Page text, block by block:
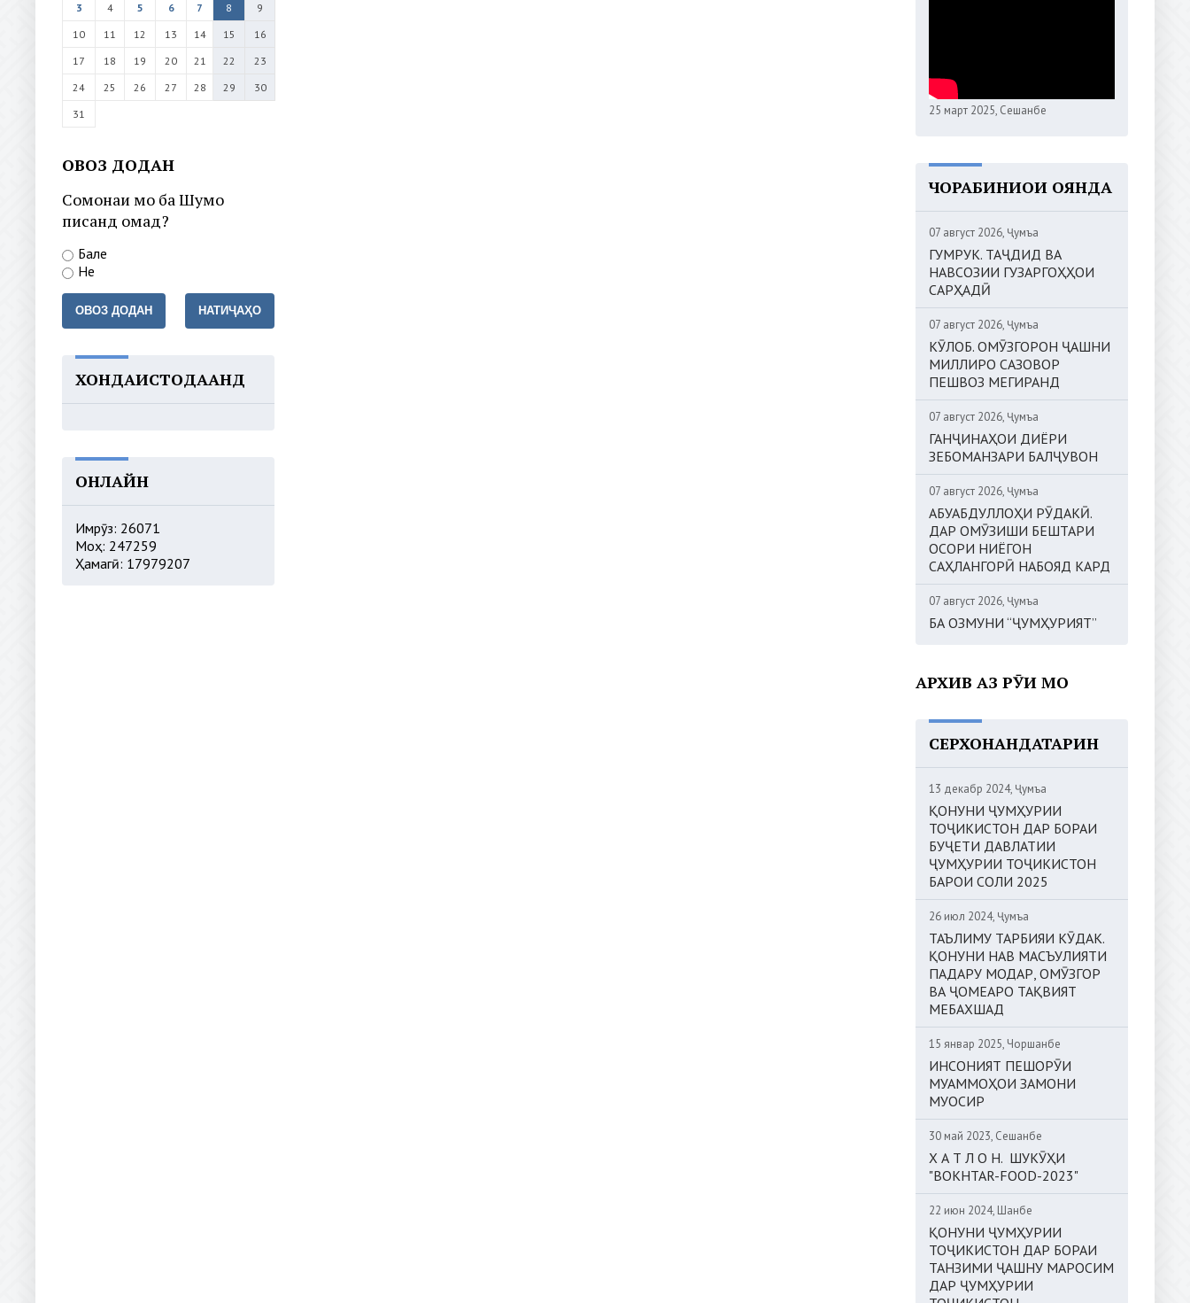
3
4 5 6 7 8
9
10
11 12 13 14 15
16
17
18 19 20 21 22
23
24
25 26 27 28 29
30
31
ОВОЗ ДОДАН
Сомонаи мо ба Шумо
писанд омад?
Бале
Не
ОВОЗ ДОДАН НАТИҶАҲО
ХОНДАИСТОДААНД
ОНЛАЙН
Имрӯз: 26071
Моҳ: 247259
Ҳамагӣ: 17979207
25 март 2025, Сешанбе
ЧОРАБИНИҲОИ ОЯНДА
07 август 2026, Ҷумъа
ГУМРУК. ТАҶДИД ВА
НАВСОЗИИ ГУЗАРГОҲҲОИ
САРҲАДӢ
07 август 2026, Ҷумъа
КӮЛОБ. ОМӮЗГОРОН ҶАШНИ
МИЛЛИРО САЗОВОР
ПЕШВОЗ МЕГИРАНД
07 август 2026, Ҷумъа
ГАНҶИНАҲОИ ДИЁРИ
ЗЕБОМАНЗАРИ БАЛҶУВОН
07 август 2026, Ҷумъа
АБУАБДУЛЛОҲИ РӮДАКӢ.
ДАР ОМӮЗИШИ БЕШТАРИ
ОСОРИ НИЁГОН
САҲЛАНГОРӢ НАБОЯД КАРД
07 август 2026, Ҷумъа
БА ОЗМУНИ “ҶУМҲУРИЯТ”
АРХИВ АЗ РӮИ МОҲ
СЕРХОНАНДАТАРИН
13 декабр 2024, Ҷумъа
ҚОНУНИ ҶУМҲУРИИ
ТОҶИКИСТОН ДАР БОРАИ
БУҶЕТИ ДАВЛАТИИ
ҶУМҲУРИИ ТОҶИКИСТОН
БАРОИ СОЛИ 2025
26 июл 2024, Ҷумъа
ТАЪЛИМУ ТАРБИЯИ КӮДАК.
ҚОНУНИ НАВ МАСЪУЛИЯТИ
ПАДАРУ МОДАР, ОМӮЗГОР
ВА ҶОМЕАРО ТАҚВИЯТ
МЕБАХШАД
15 январ 2025, Чоршанбе
ИНСОНИЯТ ПЕШОРӮИ
МУАММОҲОИ ЗАМОНИ
МУОСИР
30 май 2023, Сешанбе
Х А Т Л О Н. ШУКӮҲИ
"BOKHTAR-FOOD-2023"
22 июн 2024, Шанбе
ҚОНУНИ ҶУМҲУРИИ
ТОҶИКИСТОН ДАР БОРАИ
ТАНЗИМИ ҶАШНУ МАРОСИМ
ДАР ҶУМҲУРИИ